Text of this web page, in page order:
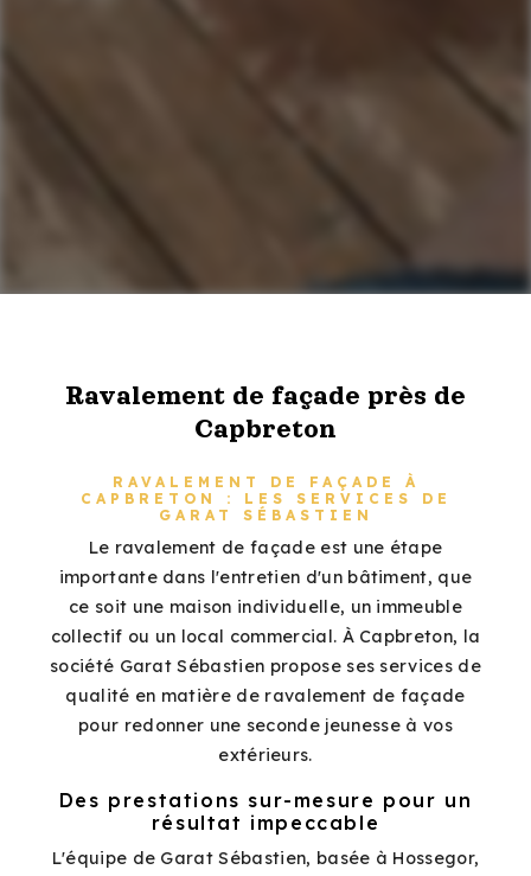
Ravalement de façade près de
Capbreton
RAVALEMENT DE FAÇADE À
CAPBRETON : LES SERVICES DE
GARAT SÉBASTIEN
Le ravalement de façade est une étape
importante dans l'entretien d'un bâtiment, que
ce soit une maison individuelle, un immeuble
collectif ou un local commercial. À Capbreton, la
société Garat Sébastien propose ses services de
qualité en matière de ravalement de façade
pour redonner une seconde jeunesse à vos
extérieurs.
Des prestations sur-mesure pour un
résultat impeccable
L'équipe de Garat Sébastien, basée à Hossegor,